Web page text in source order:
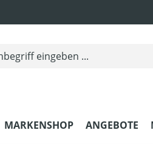
MARKENSHOP ANGEBOTE